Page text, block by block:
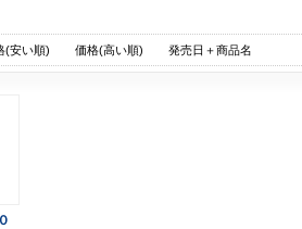
(安い順) 価格(高い順) 発売日＋商品名